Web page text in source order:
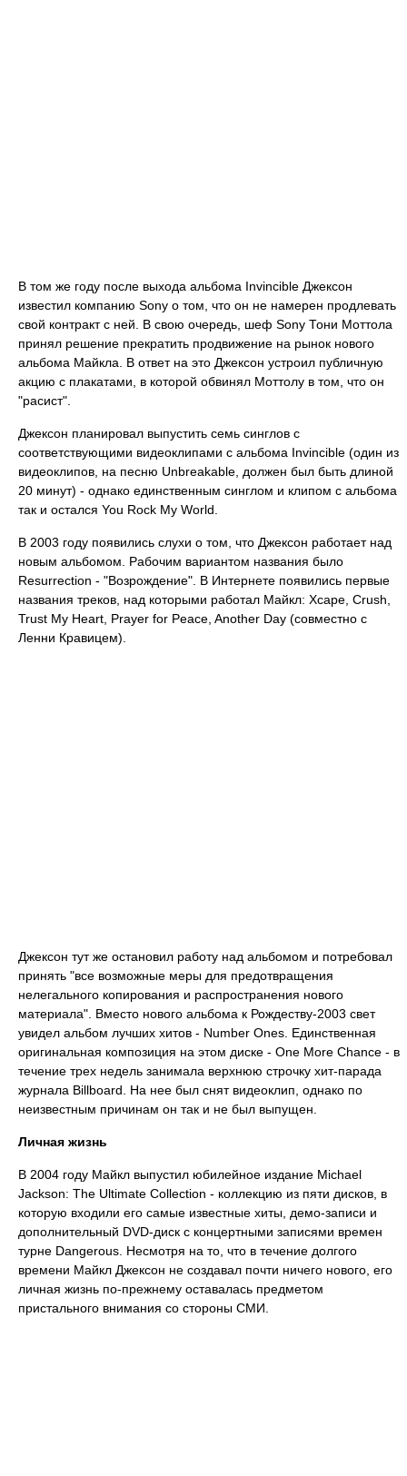
В том же году после выхода альбома Invincible Джексон
известил компанию Sony о том, что он не намерен продлевать
свой контракт с ней. В свою очередь, шеф Sony Тони Моттола
принял решение прекратить продвижение на рынок нового
альбома Майкла. В ответ на это Джексон устроил публичную
акцию с плакатами, в которой обвинял Моттолу в том, что он
"расист".
Джексон планировал выпустить семь синглов с
соответствующими видеоклипами с альбома Invincible (один из
видеоклипов, на песню Unbreakable, должен был быть длиной
20 минут) - однако единственным синглом и клипом с альбома
так и остался You Rock My World.
В 2003 году появились слухи о том, что Джексон работает над
новым альбомом. Рабочим вариантом названия было
Resurrection - "Возрождение". В Интернете появились первые
названия треков, над которыми работал Майкл: Xcape, Crush,
Trust My Heart, Prayer for Peace, Another Day (совместно с
Ленни Кравицем).
Джексон тут же остановил работу над альбомом и потребовал
принять "все возможные меры для предотвращения
нелегального копирования и распространения нового
материала". Вместо нового альбома к Рождеству-2003 свет
увидел альбом лучших хитов - Number Ones. Единственная
оригинальная композиция на этом диске - One More Chance - в
течение трех недель занимала верхнюю строчку хит-парада
журнала Billboard. На нее был снят видеоклип, однако по
неизвестным причинам он так и не был выпущен.
Личная жизнь
В 2004 году Майкл выпустил юбилейное издание Michael
Jackson: The Ultimate Collection - коллекцию из пяти дисков, в
которую входили его самые известные хиты, демо-записи и
дополнительный DVD-диск с концертными записями времен
турне Dangerous. Несмотря на то, что в течение долгого
времени Майкл Джексон не создавал почти ничего нового, его
личная жизнь по-прежнему оставалась предметом
пристального внимания со стороны СМИ.